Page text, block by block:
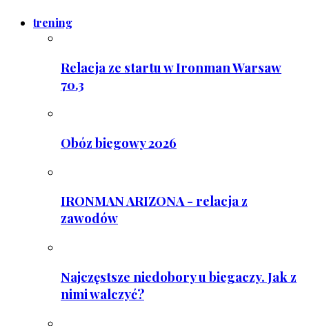
trening
Relacja ze startu w Ironman Warsaw
70.3
Obóz biegowy 2026
IRONMAN ARIZONA - relacja z
zawodów
Najczęstsze niedobory u biegaczy. Jak z
nimi walczyć?